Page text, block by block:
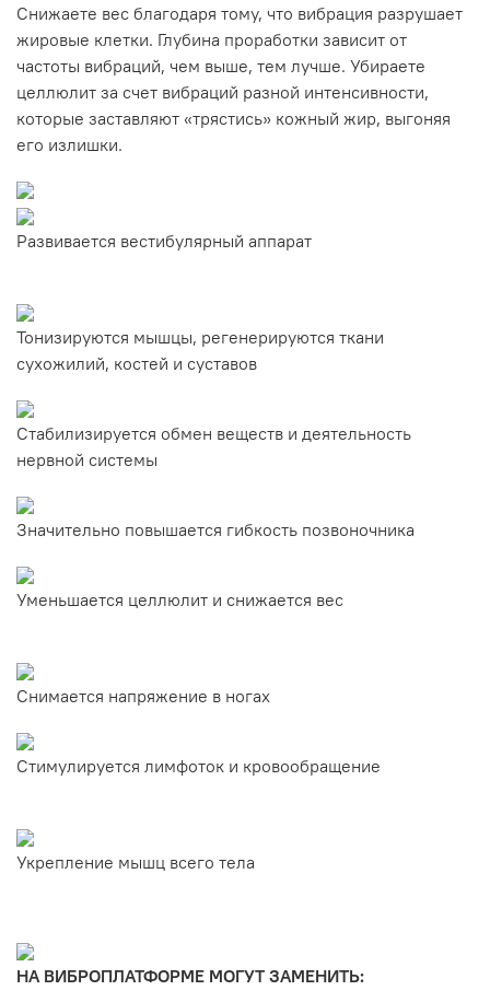
Снижаете вес благодаря тому, что вибрация разрушает
жировые клетки. Глубина проработки зависит от
частоты вибраций, чем выше, тем лучше. Убираете
целлюлит за счет вибраций разной интенсивности,
которые заставляют «трястись» кожный жир, выгоняя
его излишки.
Развивается вестибулярный аппарат
Тонизируются мышцы, регенерируются ткани
сухожилий, костей и суставов
Стабилизируется обмен веществ и деятельность
нервной системы
Значительно повышается гибкость позвоночника
Уменьшается целлюлит и снижается вес
Снимается напряжение в ногах
Стимулируется лимфоток и кровообращение
Укрепление мышц всего тела
НА ВИБРОПЛАТФОРМЕ МОГУТ ЗАМЕНИТЬ: